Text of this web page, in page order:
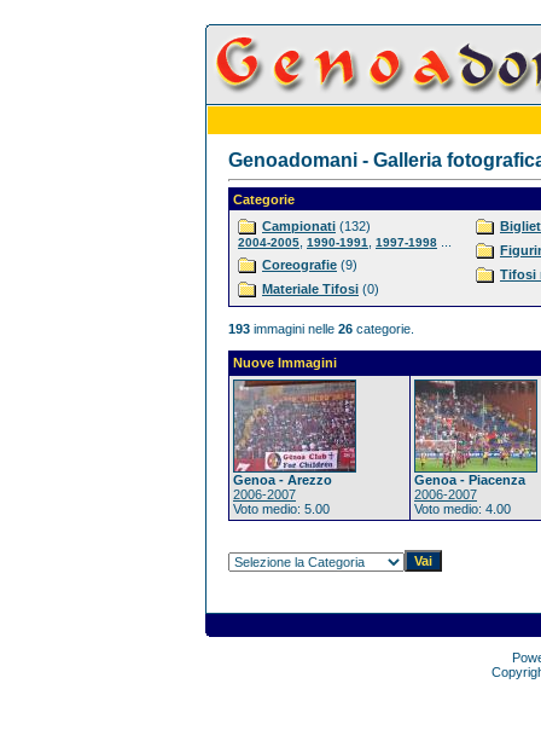
Genoadomani - Galleria
Categorie
Campionati (132)
2004-2005 1990-1991 1997-1998
Coreografie (9)
Materiale Tifosi (0)
Tifosi
193 immagini nelle 26 categorie.
Nuove Immagini
Genoa - Arezzo
2006-2007
Voto medio: 5.00
Genoa - Piacenza
2006-2007
Voto medio: 4.00